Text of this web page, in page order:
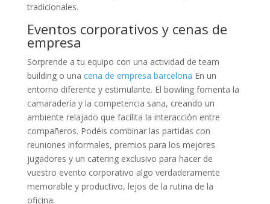
tradicionales.
Eventos corporativos y cenas de
empresa
Sorprende a tu equipo con una actividad de team
building o una cena de empresa barcelona En un
entorno diferente y estimulante. El bowling fomenta la
camaradería y la competencia sana, creando un
ambiente relajado que facilita la interacción entre
compañeros. Podéis combinar las partidas con
reuniones informales, premios para los mejores
jugadores y un catering exclusivo para hacer de
vuestro evento corporativo algo verdaderamente
memorable y productivo, lejos de la rutina de la
oficina.